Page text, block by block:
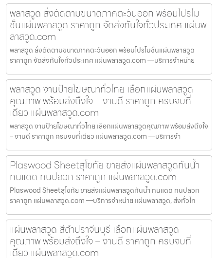
พลาสวูด สั่งตัดตามขนาดภาคตะวันออก พร้อมโปรโม
ชั่นแผ่นพลาสวูด ราคาถูก จัดส่งทันใจทั่วประเทศ แผ่นพ
ลาสวูด.com
พลาสวูด สั่งตัดตามขนาดภาคตะวันออก พร้อมโปรโมชั่นแผ่นพลาสวูด
ราคาถูก จัดส่งทันใจทั่วประเทศ แผ่นพลาสวูด.com —บริการจำหน่าย
พลาสวูด งานป้ายโฆษณาทั่วไทย เลือกแผ่นพลาสวูด
คุณภาพ พร้อมส่งถึงใจ – งานดี ราคาถูก ครบจบที่
เดียว แผ่นพลาสวูด.com
พลาสวูด งานป้ายโฆษณาทั่วไทย เลือกแผ่นพลาสวูดคุณภาพ พร้อมส่งถึงใจ
– งานดี ราคาถูก ครบจบที่เดียว แผ่นพลาสวูด.com —บริการจำ
Plaswood Sheetสุโขทัย ขายส่งแผ่นพลาสวูดกันน้ำ
ทนแดด ทนปลวก ราคาถูก แผ่นพลาสวูด.com
Plaswood Sheetสุโขทัย ขายส่งแผ่นพลาสวูดกันน้ำ ทนแดด ทนปลวก
ราคาถูก แผ่นพลาสวูด.com —บริการจำหน่าย แผ่นพลาสวูด, ส่งทั่วไท
แผ่นพลาสวูด สีดำปราจีนบุรี เลือกแผ่นพลาสวูด
คุณภาพ พร้อมส่งถึงใจ – งานดี ราคาถูก ครบจบที่
เดียว แผ่นพลาสวูด.com